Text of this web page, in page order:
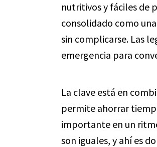
nutritivos y fáciles de
consolidado como
sin complicarse. Las
emergencia para
La clave está en
permite ahorrar
importante en un
son iguales, y ahí es